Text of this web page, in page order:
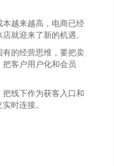
越来越高，电商已经
就迎来了新的机遇。
的经营思维，要把卖
客户用户化和会员
线下作为获客入口和
时连接。